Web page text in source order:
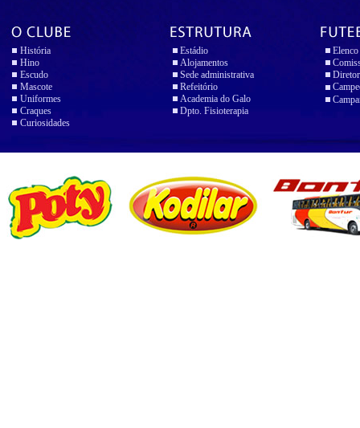
História
Hino
Escudo
Mascote
Uniformes
Craques
Curiosidades
Estádio
Alojamentos
Sede administrativa
Refeitório
Academia do Galo
Dpto. Fisioterapia
Elenco